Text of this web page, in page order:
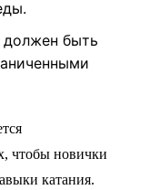
должен быть
чтобы новички
катания.